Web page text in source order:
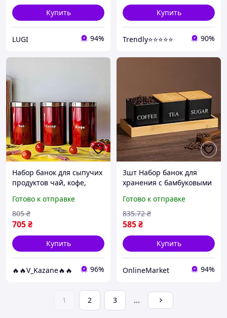
Купить
LUGI 94%
Купить
Trendly⭐⭐⭐⭐⭐ 90%
Набор банок для сыпучих
продуктов чай, кофе,
143 Набор емкостей для
сыпучих продуктов
Готово к отправке
705₴
805 ₴
Купить
🔥🔥V_Kazane🔥🔥 96%
3шт Набор банок для
хранения с бамбуковыми
26×8.7×8.3 см, Черный /
Набор баночек для
сахара, кофе, чая
Готово к отправке
585₴
835.72 ₴
Купить
OnlineMarket 94%
1 2 3 ...